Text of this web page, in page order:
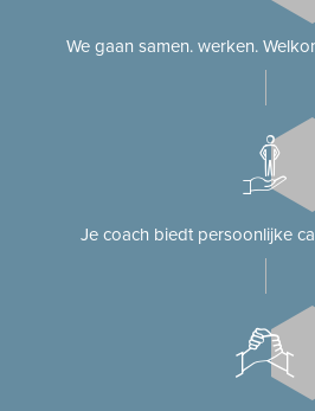
We gaan samen. werken.
Je coach biedt persoonlijke